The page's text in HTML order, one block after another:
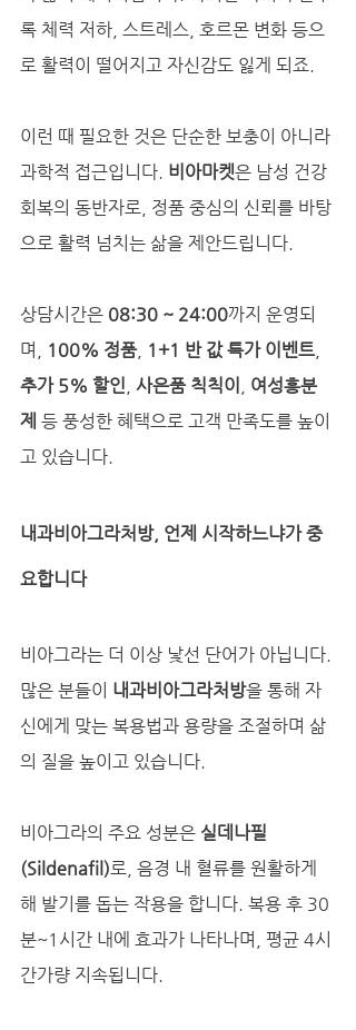
록 체력 저하, 스트레스, 호르몬 변화 등으
로 활력이 떨어지고 자신감도 잃게 되죠.
이런 때 필요한 것은 단순한 보충이 아니라
과학적 접근입니다. 비아마켓은 남성 건강
회복의 동반자로, 정품 중심의 신뢰를 바탕
으로 활력 넘치는 삶을 제안드립니다.
상담시간은 08:30 ~ 24:00까지 운영되
며,
100% 정품, 1+1 반 값 특가 이벤트,
추가 5% 할인 사은품 칙칙이
여성흥분
제 등 풍성한 혜택으로 고객 만족도를 높이
고 있습니다.
내과비아그라처방, 언제 시작하느냐가 중
요합니다
비아그라는 더 이상 낯선 단어가 아닙니다.
많은 분들이 내과비아그라처방을 통해 자
신에게 맞는 복용법과 용량을 조절하며 삶
의 질을 높이고 있습니다.
비아그라의 주요 성분은 실데나필
(Sildenafil)로, 음경 내 혈류를 원활하게
해 발기를 돕는 작용을 합니다. 복용 후 30
분~1시간 내에 효과가 나타나며, 평균 4시
간가량 지속됩니다.